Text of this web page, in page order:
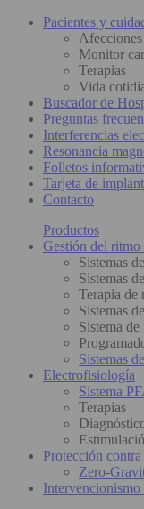
Pacientes y
Afecciones
Monitor
Terapias
Vida
Buscador de
Preguntas
Interferencias
Resonancia
Folletos
Tarjeta de
Contacto
Productos
Gestión del ritmo
Sistemas
Sistemas
Terapia de
Sistemas
Sistema
Sistemas
Electrofisiología
Sistema
Terapias
Protección
Zero-
Intervencionismo